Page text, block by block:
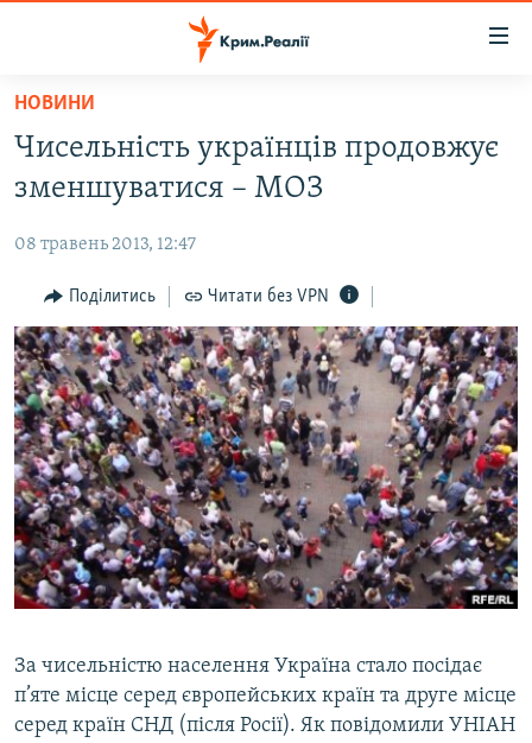
Перейти
основного
матеріалу
до
навігації
Перейти
до
пошуку
ВІДЕО ТА ФОТО
ПОЛІТИКА
БЛОГИ
ПОГЛЯД
ІНТЕРВ'Ю
ВСЕ ЗА ДЕНЬ
СПЕЦПРОЕКТИ
ДЕПОРТАЦІЯ
ВІДЕОУРОКИ «ELIFBE»
СВІДЧЕННЯ ОКУПАЦІЇ
ЯК ОБІЙТИ БЛОКУВАННЯ
Русский
Qırımtatar
НОВИНИ
Чисельність українців продовжує
зменшуватися – МОЗ
08 травень 2013, 12:47
Поділитись Читати без VPN
За чисельністю населення Україна стало посідає
п’яте місце серед європейських країн та друге місце
серед країн СНД (після Росії). Як повідомили УНІАН